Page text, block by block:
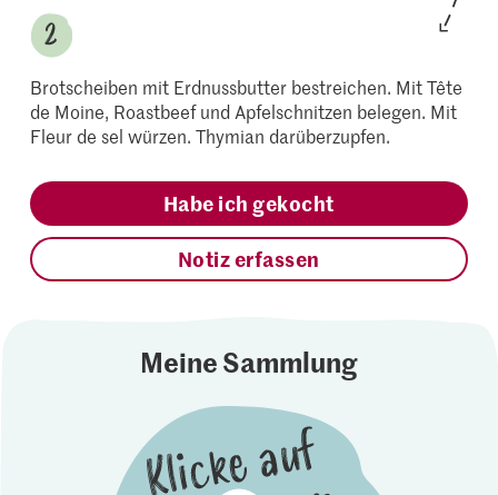
Brotscheiben mit Erdnussbutter bestreichen. Mit Tête
de Moine, Roastbeef und Apfelschnitzen belegen. Mit
Fleur de sel würzen. Thymian darüberzupfen.
Habe ich gekocht
Notiz erfassen
Meine Sammlung